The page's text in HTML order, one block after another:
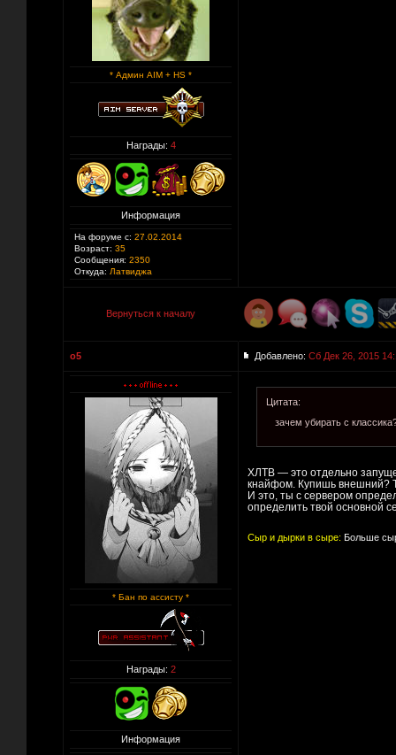
* Админ AIM + HS *
Награды: 4
Информация
На форуме с: 27.02.2014
Возраст: 35
Сообщения: 2350
Откуда: Латвиджа
Вернуться к началу
o5 Добавлено: Сб Дек 26, 2015
* Бан по ассисту *
Награды: 2
Информация
Цитата:
зачем убирать с
ХЛТВ — это отдельно
кнайфом. Купишь внешний?
И это, ты с сервером
определить твой основной
Сыр и дырки в сыре: Больше